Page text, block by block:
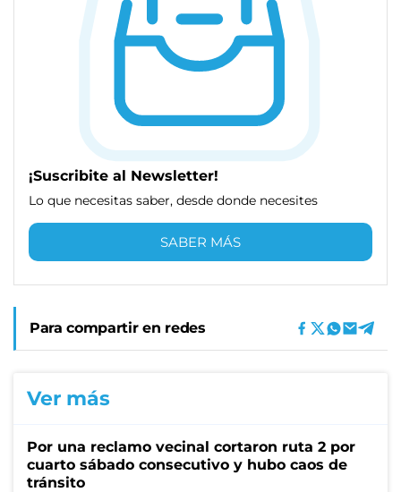
¡Suscribite al Newsletter!
Lo que necesitas saber, desde donde necesites
SABER MÁS
Para compartir en redes
Ver más
Por una reclamo vecinal cortaron ruta 2 por
cuarto sábado consecutivo y hubo caos de
tránsito